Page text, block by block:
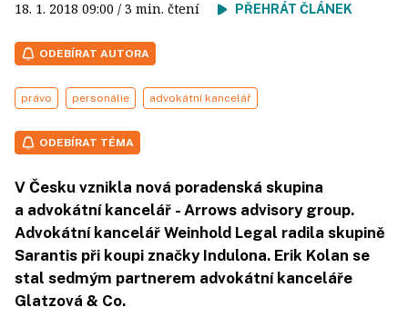
18. 1. 2018 09:00 / 3 min. čtení PŘEHRÁT ČLÁNEK
ODEBÍRAT AUTORA
právo personálie advokátní kancelář
ODEBÍRAT TÉMA
V Česku vznikla nová poradenská skupina
a advokátní kancelář - Arrows advisory group.
Advokátní kancelář Weinhold Legal radila skupině
Sarantis při koupi značky Indulona. Erik Kolan se
stal sedmým partnerem advokátní kanceláře
Glatzová & Co.